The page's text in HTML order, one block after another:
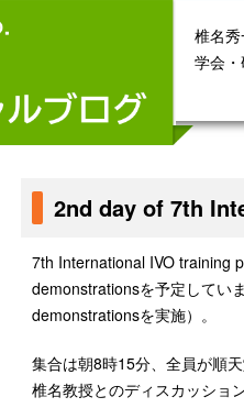
椎名秀
学会
2nd day of 7th
7th International IVO training
demonstrationsを予定してい
demonstrationsを実施）。
集合は朝8時15分、全員が順
椎名教授とのディスカッショ